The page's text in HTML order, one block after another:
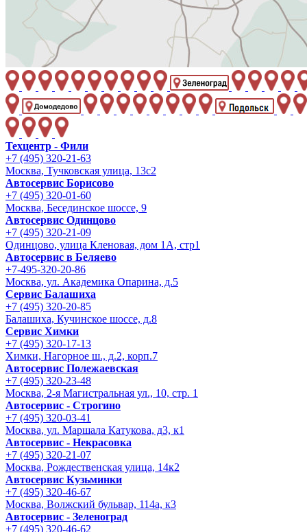
Техцентр - Фили
+7 (495) 320-21-63
Москва, Тучковская улица, 13с2
Автосервис Борисово
+7 (495) 320-01-60
Москва, Бесединское шоссе, 9
Автосервис Одинцово
+7 (495) 320-21-09
Одинцово, улица Кленовая, дом 1А, стр1
Автосервис в Беляево
+7-495-320-20-86
Москва, ул. Академика Опарина, д.5
Сервис Балашиха
+7 (495) 320-20-85
Балашиха, Кучинское шоссе, д.8
Сервис Химки
+7 (495) 320-17-13
Химки, Нагорное ш., д.2, корп.7
Автосервис Полежаевская
+7 (495) 320-23-48
Москва, 2-я Магистральная ул., 10, стр. 1
Автосервис - Строгино
+7 (495) 320-03-41
Москва, ул. Маршала Катукова, д3, к1
Автосервис - Некрасовка
+7 (495) 320-21-07
Москва, Рождественская улица, 14к2
Автосервис Кузьминки
+7 (495) 320-46-67
Москва, Волжский бульвар, 114а, к3
Автосервис - Зеленоград
+7 (495) 320-46-62